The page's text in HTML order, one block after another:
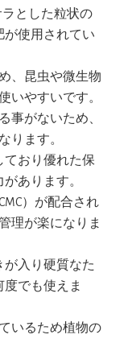
ラとした粒状の
が使用されてい
、昆虫や微生物
いやすいです。
事がないため、
ります。
ており優れた保
あります。
）が配合され
理が楽になりま
入り硬質なた
でも使えま
いるため植物の